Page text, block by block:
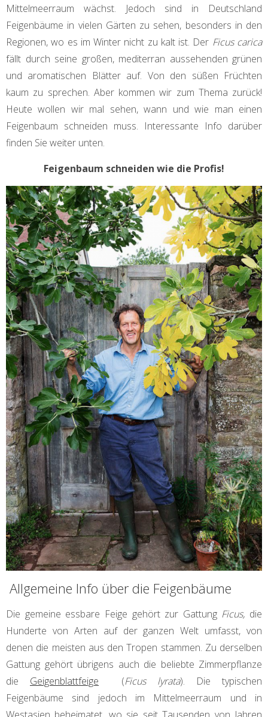
Mittelmeerraum wächst. Jedoch sind in Deutschland
Feigenbäume in vielen Gärten zu sehen, besonders in den
Regionen, wo es im Winter nicht zu kalt ist. Der Ficus carica
fällt durch seine großen, mediterran aussehenden grünen
und aromatischen Blätter auf. Von den süßen Früchten
kaum zu sprechen. Aber kommen wir zum Thema zurück!
Heute wollen wir mal sehen, wann und wie man einen
Feigenbaum schneiden muss. Interessante Info darüber
finden Sie weiter unten.
Feigenbaum schneiden wie die Profis!
Allgemeine Info über die Feigenbäume
Die gemeine essbare Feige gehört zur GattungFicus, die
Hunderte von Arten auf der ganzen Welt umfasst, von
denen die meisten aus den Tropen stammen. Zu derselben
Gattung gehört übrigens auch die beliebte Zimmerpflanze
die Geigenblattfeige (Ficus lyrata). Die typischen
Feigenbäume sind jedoch im Mittelmeerraum und in